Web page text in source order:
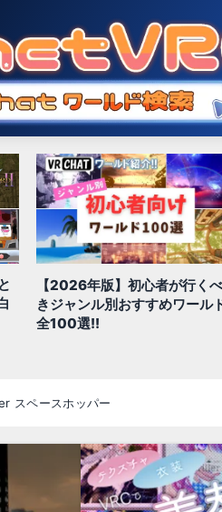
【2026年版】初心者必見!!無
料で使えるVRChatアバター
（アバターワールド紹介）
スペースホッパー